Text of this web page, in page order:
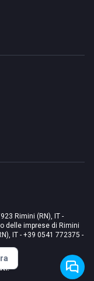
Rimini (RN), IT -
delle imprese di Rimini
IT - +39 0541 772375 -